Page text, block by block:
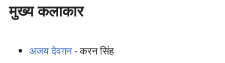
मुख्य कलाकार
अजय देवगन- करन सिंह